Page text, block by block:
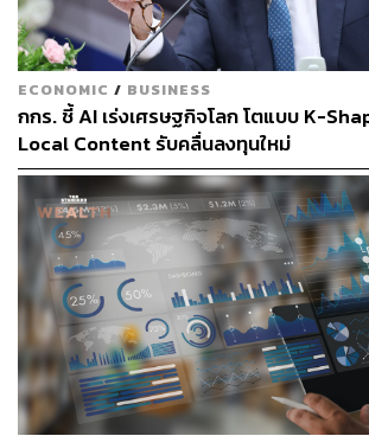
สามารถติดตาม THE
ผ่านแอปพลิเคชันต่างๆ ที่คุณสะดวกหรือใช้ง
TAGS: ปัญญาประดิษฐ์ (Artificial intelligence -
ร้านอาหาร
ธุรกิจร้านอาหาร
บริษัท ฟู้ดแพชชั่น จำกัด
ร้านปิ้งย่าง
บาร์บีคิวพลาซ่า
ECONOMIC / BUSINESS
กกร. ชี้ AI เร่งเศรษฐกิจโลก โตแบบ K-
Local Content รับคลื่นลงทุนใหม่